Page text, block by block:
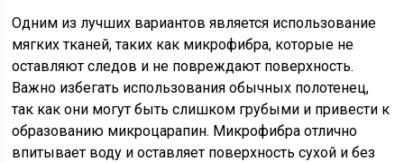
Одним из лучших вариантов является использование
мягких тканей, таких как микрофибра, которые не
оставляют следов и не повреждают поверхность.
Важно избегать использования обычных полотенец,
так как они могут быть слишком грубыми и привести к
образованию микроцарапин. Микрофибра отлично
впитывает воду и оставляет поверхность сухой и без